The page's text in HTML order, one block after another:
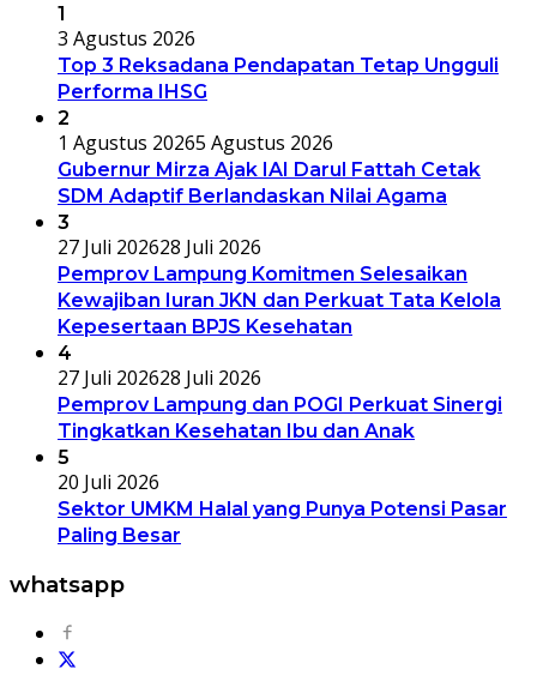
1
3 Agustus 2026
Top 3 Reksadana Pendapatan Tetap Ungguli
Performa IHSG
2
1 Agustus 20265 Agustus 2026
Gubernur Mirza Ajak IAI Darul Fattah Cetak
SDM Adaptif Berlandaskan Nilai Agama
3
27 Juli 202628 Juli 2026
Pemprov Lampung Komitmen Selesaikan
Kewajiban Iuran JKN dan Perkuat Tata Kelola
Kepesertaan BPJS Kesehatan
4
27 Juli 202628 Juli 2026
Pemprov Lampung dan POGI Perkuat Sinergi
Tingkatkan Kesehatan Ibu dan Anak
5
20 Juli 2026
Sektor UMKM Halal yang Punya Potensi Pasar
Paling Besar
whatsapp